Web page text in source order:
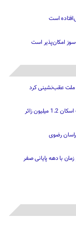
است
امکان‌پذیر است
ملت عقب‌نشینی کرد
زائر